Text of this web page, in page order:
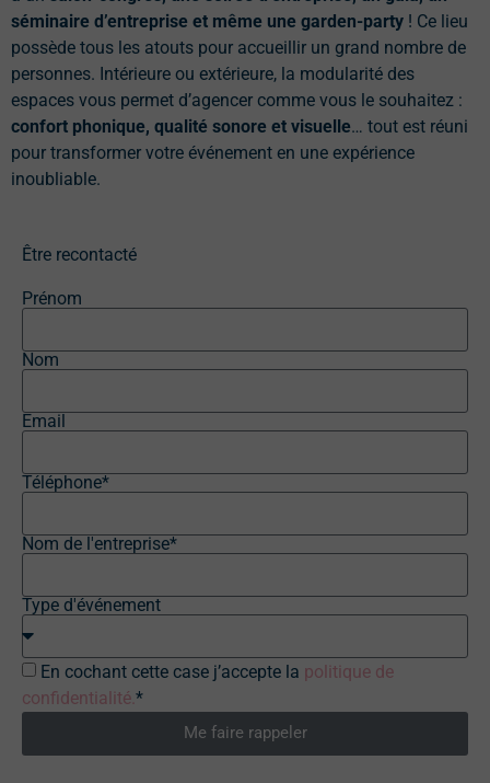
séminaire d’entreprise et même une garden-party ! Ce lieu
possède tous les atouts pour accueillir un grand nombre de
personnes. Intérieure ou extérieure, la modularité des
espaces vous permet d’agencer comme vous le souhaitez :
confort phonique, qualité sonore et visuelle… tout est réuni
pour transformer votre événement en une expérience
inoubliable.
Être recontacté
Prénom
Nom
Email
Téléphone*
Nom de l'entreprise*
Type d'événement
En cochant cette case j’accepte la politique de
confidentialité. *
Me faire rappeler